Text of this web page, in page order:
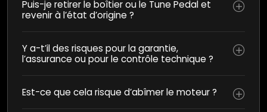
Puis-je retirer le boîtier ou le Tune Pedal et
revenir à l’état d’origine ?
Y a-t’il des risques pour la garantie,
l’assurance ou pour le contrôle technique ?
Est-ce que cela risque d’abîmer le moteur ?